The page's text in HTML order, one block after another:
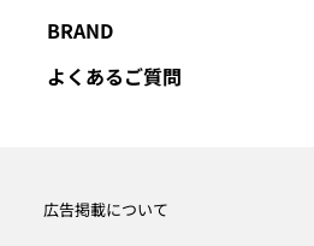
BRAND
よくあるご質問
広告掲載について